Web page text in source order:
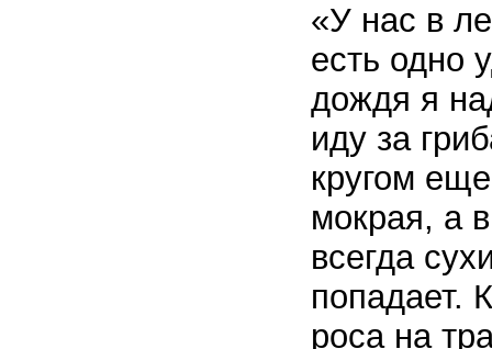
«У нас в
есть одно
дождя я
иду за
кругом
мокрая, а
всегда
попадает.
роса на